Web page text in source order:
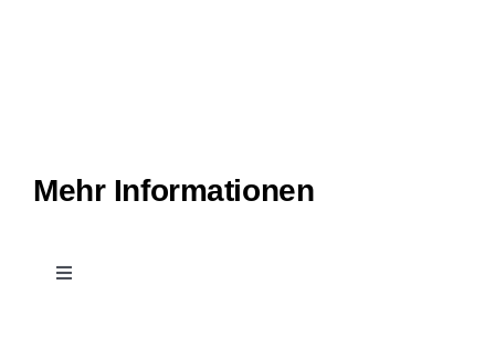
Mehr Informationen
Toggle